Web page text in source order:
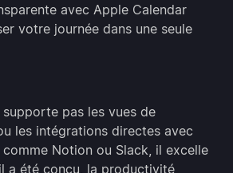
avec Apple Calendar
votre journée dans une seule
supporte pas les vues de
les intégrations directes avec
Notion ou Slack, il excelle
a été conçu, la productivité